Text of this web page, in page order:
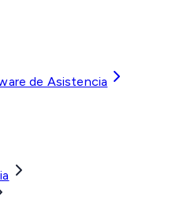
de Asistencia